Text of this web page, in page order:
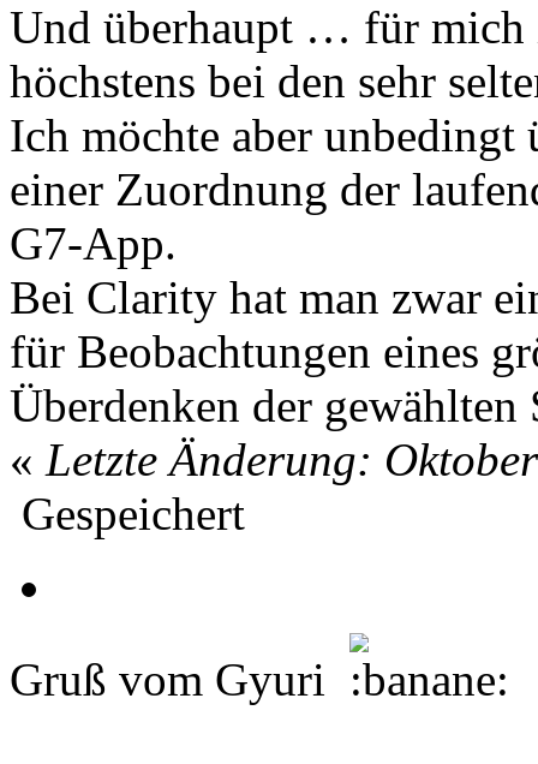
Und überhaupt … für mich
höchstens bei den sehr
Ich möchte aber
einer Zuordnung der
G7-App.
Bei Clarity hat man zwar
für Beobachtungen eines
Überdenken der gewählten
« Letzte Änderung:
Gespeichert
Gruß vom Gyuri